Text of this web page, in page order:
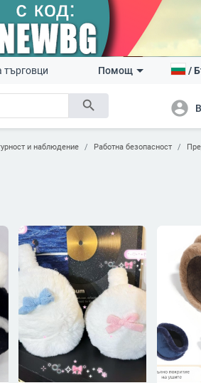
search
търговци Помощ /
account_circle
и наблюдение Работна безопасност